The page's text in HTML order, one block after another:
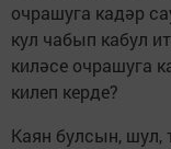
очрашуга кадәр
кул чабып кабул
киләсе очрашуга
килеп керде?
Каян булсын, шул,